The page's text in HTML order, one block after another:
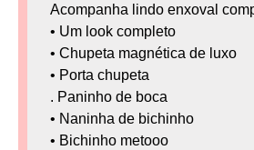
Acompanha lindo enxoval
• Um look completo
• Chupeta magnética de luxo
• Porta chupeta
. Paninho de boca
• Naninha de bichinho
• Bichinho metooo